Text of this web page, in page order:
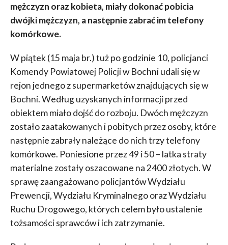
mężczyzn oraz kobieta, miały dokonać pobicia
dwójki mężczyzn, a następnie zabrać im telefony
komórkowe.
W piątek (15 maja br.) tuż po godzinie 10, policjanci
Komendy Powiatowej Policji w Bochni udali się w
rejon jednego z supermarketów znajdujących się w
Bochni. Według uzyskanych informacji przed
obiektem miało dojść do rozboju. Dwóch mężczyzn
zostało zaatakowanych i pobitych przez osoby, które
następnie zabrały należące do nich trzy telefony
komórkowe. Poniesione przez 49 i 50 – latka straty
materialne zostały oszacowane na 2400 złotych. W
sprawę zaangażowano policjantów Wydziału
Prewencji, Wydziału Kryminalnego oraz Wydziału
Ruchu Drogowego, których celem było ustalenie
tożsamości sprawców i ich zatrzymanie.